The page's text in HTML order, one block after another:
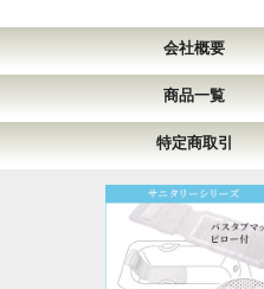
会社概要
商品一覧
特定商取引